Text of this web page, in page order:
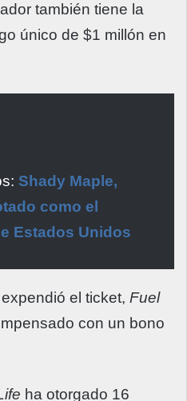
también tiene la
único de $1 millón en
Shady Maple,
como el
Estados Unidos
el ticket, Fuel
con un bono
ha otorgado 16